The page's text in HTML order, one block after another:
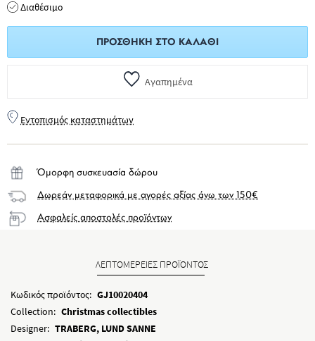
Διαθέσιμο
ΠΡΟΣΘΉΚΗ ΣΤΟ ΚΑΛΆΘΙ
Αγαπημένα
Εντοπισμός καταστημάτων
Όμορφη συσκευασία δώρου
Δωρεάν μεταφορικά με αγορές αξίας άνω των 150€
Ασφαλείς αποστολές προϊόντων
ΛΕΠΤΟΜΕΡΕΙΕΣ ΠΡΟΪΟΝΤΟΣ
Κωδικός προϊόντος: GJ10020404
Collection: Christmas collectibles
Designer: TRABERG, LUND SANNE